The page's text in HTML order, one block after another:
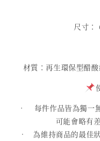
尺寸
材質：再生環保型醋
• 每件作品皆為獨一無
可能會略有
• 為維持商品的最佳狀